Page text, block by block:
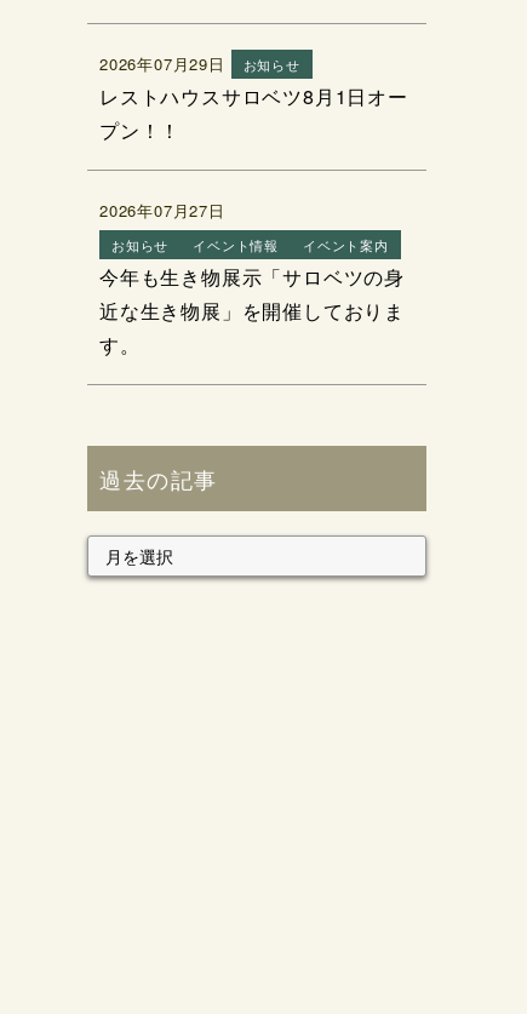
2026年07月29日 お知らせ
レストハウスサロベツ8月1日オー
プン！！
2026年07月27日
お知らせ イベント情報 イベント案内
今年も生き物展示「サロベツの身
近な生き物展」を開催しておりま
す。
過去の記事